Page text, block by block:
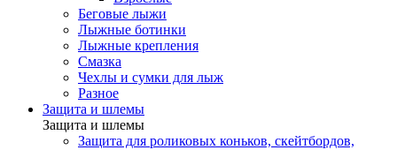
Беговые лыжи
Лыжные ботинки
Лыжные крепления
Смазка
Чехлы и сумки для лыж
Разное
Защита и шлемы
Защита и шлемы
Защита для роликовых коньков, скейтбордов,